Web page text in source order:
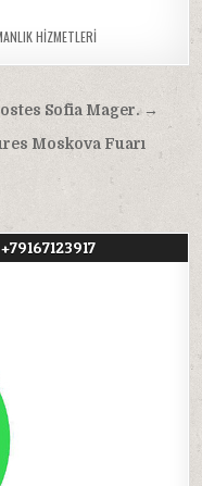
HIZMETLERI
Sofia Mager. →
Moskova Fuarı